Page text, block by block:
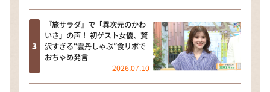
『旅サラダ』で「異次元のかわ
いさ」の声！ 初ゲスト女優、贅
沢すぎる“雲丹しゃぶ”食リポで
おちゃめ発言
2026.07.10